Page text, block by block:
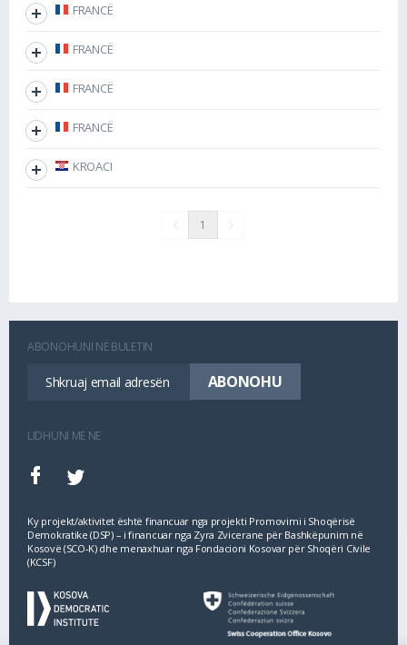
FRANCË
FRANCË
FRANCË
FRANCË
KROACI
1
ABONOHUNI NË BULETIN
LIDHUNI ME NE
Ky projekt/aktivitet është financuar nga projekti Promovimi i Shoqërisë
Demokratike (DSP) – i financuar nga Zyra Zvicerane për Bashkëpunim në
Kosovë (SCO‐K) dhe menaxhuar nga Fondacioni Kosovar për Shoqëri Civile
(KCSF)